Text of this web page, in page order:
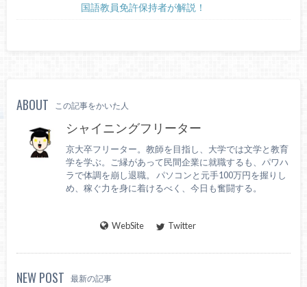
国語教員免許保持者が解説！
ABOUT この記事をかいた人
シャイニングフリーター
京大卒フリーター。教師を目指し、大学では文学と教育
学を学ぶ。ご縁があって民間企業に就職するも、パワハ
ラで体調を崩し退職。 パソコンと元手100万円を握りし
め、稼ぐ力を身に着けるべく、今日も奮闘する。
WebSite Twitter
NEW POST 最新の記事